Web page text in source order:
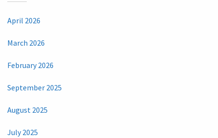
April 2026
March 2026
February 2026
September 2025
August 2025
July 2025